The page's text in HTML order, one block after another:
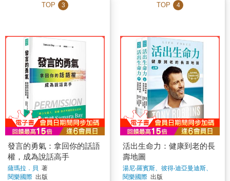
TOP 3
發言的勇氣：拿回你的話語
權，成為說話高手
薩瑪拉．貝 著
閱樂國際 出版
TOP 4
活出生命力：健康到老的長
壽地圖
湯尼‧羅賓斯、彼得‧迪亞曼迪斯、
羅伯特‧哈里里著
閱樂國際 出版